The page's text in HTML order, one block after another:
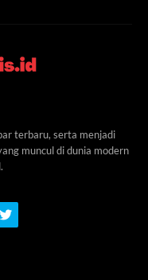
terbaru, serta menjadi
muncul di dunia modern